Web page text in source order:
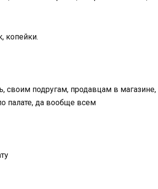
копейки.
своим подругам, продавцам в магазине,
палате, да вообще всем